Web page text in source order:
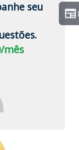
seu
mês